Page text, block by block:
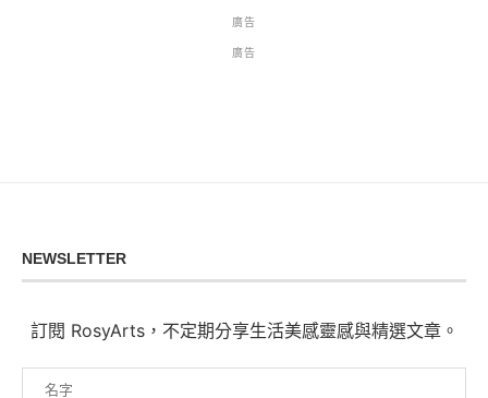
廣告
廣告
NEWSLETTER
訂閱 RosyArts，不定期分享生活美感靈感與精選文章。